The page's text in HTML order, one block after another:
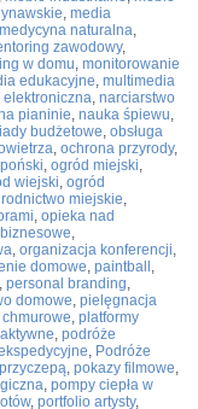
, media
medycyna naturalna,
zawodowy,
w domu, monitorowanie
edukacyjne, multimedia
elektroniczna, narciarstwo
pianinie, nauka śpiewu,
budżetowe, obsługa
, ochrona przyrody,
, ogród miejski,
wiejski, ogród
miejskie,
, opieka nad
,
, organizacja konferencji,
domowe, paintball ,
, personal branding,
domowe, pielęgnacja
, platformy
, podróże
, Podróże
, pokazy filmowe,
, pompy ciepła w
, portfolio artysty,